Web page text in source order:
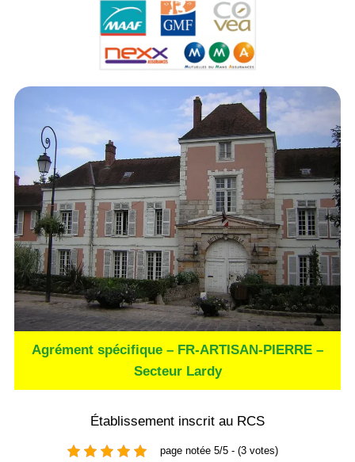
Agrément spécifique – FR-ARTISAN-PIERRE –
Secteur Lardy
Établissement inscrit au RCS
page notée 5/5 - (3 votes)